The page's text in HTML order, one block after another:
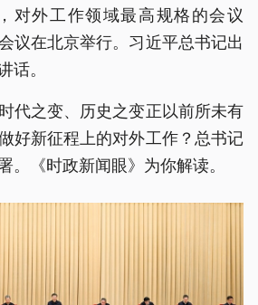
对外工作领域最高规格的会议
在北京举行。习近平总书记出
话。
代之变、历史之变正以前所未有
好新征程上的对外工作？总书记
。《时政新闻眼》为你解读。